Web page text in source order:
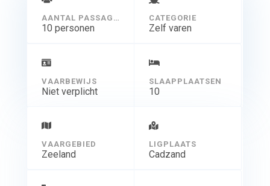
AANTAL PASSAGIERS
10 personen
CATEGORIE
Zelf varen
VAARBEWIJS
Niet verplicht
SLAAPPLAATSEN
10
VAARGEBIED
Zeeland
LIGPLAATS
Cadzand